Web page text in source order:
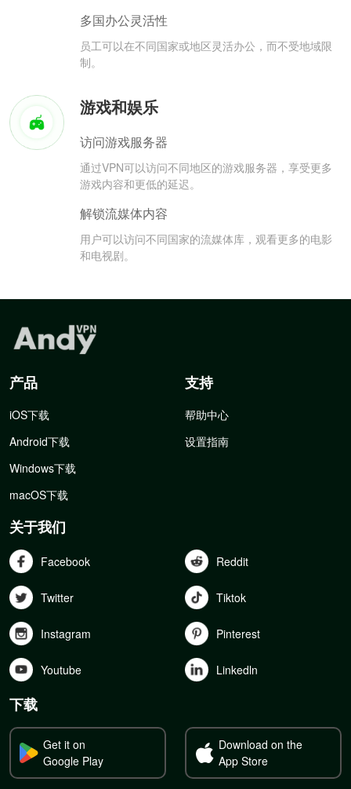
多国办公灵活性
员工可以在不同国家或地区灵活办公，而不受地域限
制。
游戏和娱乐
访问游戏服务器
通过VPN可以访问不同地区的游戏服务器，享受更多
游戏内容和更低的延迟。
解锁流媒体内容
用户可以访问不同国家的流媒体库，观看更多的电影
和电视剧。
产品
iOS下载
Android下载
Windows下载
macOS下载
支持
帮助中心
设置指南
关于我们
Facebook Reddit
Twitter Tiktok
Instagram Pinterest
Youtube Linkedln
下载
Get it on
Google Play
Download on the
App Store